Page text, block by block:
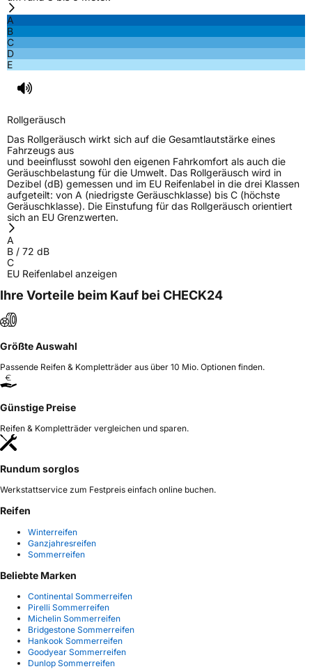
Allgemeine Produktsicherheit (GPSR)
A
B
C
D
E
Rollgeräusch
Das Rollgeräusch wirkt sich auf die Gesamtlautstärke eines
Fahrzeugs aus
und beeinflusst sowohl den eigenen Fahrkomfort als auch die
Geräuschbelastung für die Umwelt. Das Rollgeräusch wird in
Dezibel (dB) gemessen und im EU Reifenlabel in die drei Klassen
aufgeteilt: von A (niedrigste Geräuschklasse) bis C (höchste
Geräuschklasse). Die Einstufung für das Rollgeräusch orientiert
sich an EU Grenzwerten.
A
B / 72 dB
C
EU Reifenlabel anzeigen
Ihre Vorteile beim Kauf bei CHECK24
Größte Auswahl
Passende Reifen & Kompletträder aus über 10 Mio. Optionen finden.
Günstige Preise
Reifen & Kompletträder vergleichen und sparen.
Rundum sorglos
Werkstattservice zum Festpreis einfach online buchen.
Reifen
Winterreifen
Ganzjahresreifen
Sommerreifen
Beliebte Marken
Continental Sommerreifen
Pirelli Sommerreifen
Michelin Sommerreifen
Bridgestone Sommerreifen
Hankook Sommerreifen
Goodyear Sommerreifen
Dunlop Sommerreifen